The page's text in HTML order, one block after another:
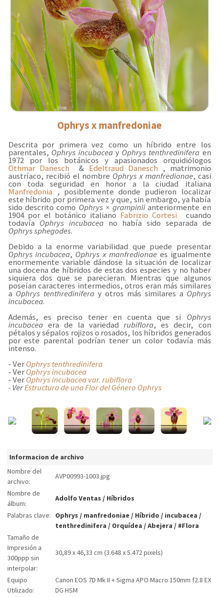
Ophrys x manfredoniae
Descrita por primera vez como un híbrido entre los
parentales, Ophrys incubaceay Ophrys tenthredinifera en
1972 por los botánicos y apasionados orquidiólogos
Othmar Danesch & Edeltraud Danesch , matrimonio
austríaco, recibió el nombre Ophrys x manfredionae, casi
con toda seguridad en honor a la ciudad italiana
Manfredonia , posiblemente donde pudieron localizar
este híbrido por primera vez y que, sin embargo, ya había
sido descrito como Ophrys × grampiniianteriormente en
1904 por el botánico italiano Fabrizio Cortesi cuando
todavía Ophrys incubaceano había sido separada de
Ophrys sphegodes.
Debido a la enorme variabilidad que puede presentar
Ophrys incubacea, Ophrys x manfredionaees igualmente
enormemente variable dándose la situación de localizar
una docena de híbridos de estas dos especies y no haber
siquiera dos que se parecieran. Mientras que algunos
poseían caracteres intermedios, otros eran más similares
a Ophrys tenthrediniferay otros más similares a Ophrys
incubacea.
Además, es preciso tener en cuenta que si Ophrys
incubaceaera de la variedadrubiflora, es decir, con
pétalos y sépalos rojizos o rosados, los híbridos generados
por este parental podrían tener un color todavía más
intenso.
- VerOphrys tenthredinifera
- VerOphrys incubacea
- VerOphrys incubacea var.rubiflora
- VerEstructura de una Flor del Género Ophrys
Informacion de archivo
Nombre del
archivo:
AVP00993-1003.jpg
Nombre de
álbum:
Adolfo Ventas / Híbridos
Palabras clave:
Ophrys / manfredoniae / Híbrido / incubacea /
tenthredinifera / Orquídea /Abejera / #Flora
Tamaño de
Impresión a
300ppp sin
interpolar:
30,89 x 46,33 cm (3.648 x 5.472 pixels)
Equipo
Utilizado:
Canon EOS 7D Mk II + Sigma APO Macro 150mm f2.8 EX
DG HSM